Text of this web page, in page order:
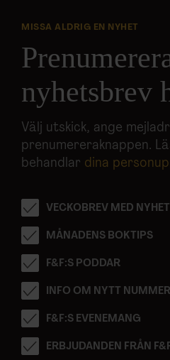
MISSA ALDRIG EN NYHET
nyhetsbrev
Välj utskick, ange
prenumereraknappen.
behandlar dina
VECKOBREV MED
MÅNADENS BOKTIPS
F&F:S PODDAR
INFO OM NYTT NUMMER
F&F:S EVENEMANG
ERBJUDANDEN FRÅN F&F